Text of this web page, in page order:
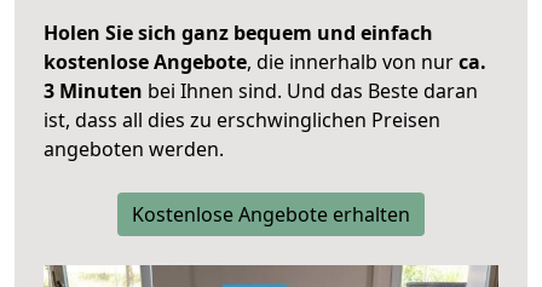
Holen Sie sich ganz bequem und einfach
kostenlose Angebote, die innerhalb von nurca.
3 Minuten bei Ihnen sind. Und das Beste daran
ist, dass all dies zu erschwinglichen Preisen
angeboten werden.
Kostenlose Angebote erhalten